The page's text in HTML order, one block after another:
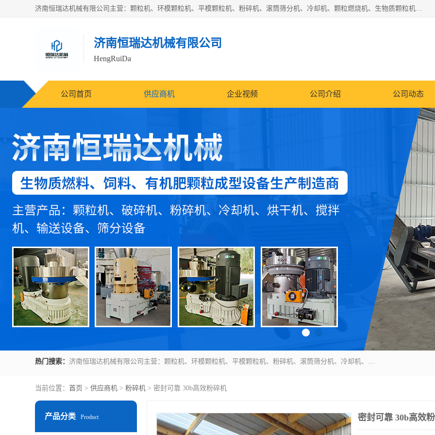
济南恒瑞达机械有限公司主营：颗粒机、环模颗粒机、平模颗粒机、粉碎机、滚筒筛分机、冷却机、颗粒燃烧机、生物质颗粒机、木屑颗粒机、秸秆颗粒机、饲料颗粒机、燃料颗粒机、木材粉碎机、秸秆粉碎机、饲料粉碎机、颗粒冷却机、锯末滚筒筛、锤片粉碎机、滚筒筛、搅拌机等产品。
济南恒瑞达机械有限公司
HengRuiDa
公司首页 供应商机 企业视频 公司介绍 公司动态
热门搜索： 济南恒瑞达机械有限公司主营：颗粒机、环模颗粒机、平模颗粒机、粉碎机、滚筒筛分机、冷却机、颗粒燃烧机、生物质颗粒机、木屑颗粒机、秸秆颗粒机、饲料颗粒机、燃料颗粒机、木材粉碎机、秸秆粉碎机、饲料粉碎机、颗粒冷却机、锯末滚筒筛、锤片粉碎机、滚筒筛、搅拌机等产品。
当前位置： 首页 > 供应商机 > 粉碎机 > 密封可靠 30b高效粉碎机
产品分类 Product 密封可靠 30b高效